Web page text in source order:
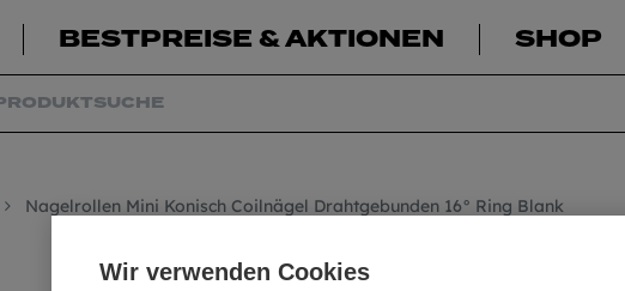
BESTPREISE & AKTIONEN SHOP
Nagelrollen Mini Konisch Coilnägel Drahtgebunden 16° Ring Blank
Nagelrollen Mini
Wir verwenden Cookies